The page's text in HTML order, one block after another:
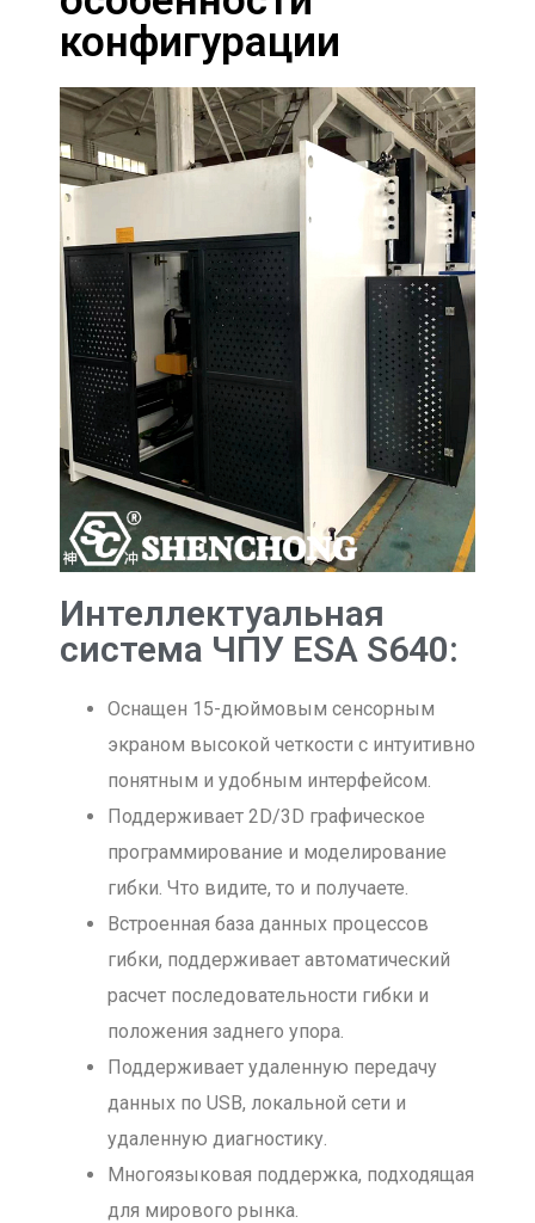
конфигурации
Интеллектуальная
система ЧПУ ESA S640:
Оснащен 15-дюймовым сенсорным
экраном высокой четкости с интуитивно
понятным и удобным интерфейсом.
Поддерживает 2D/3D графическое
программирование и моделирование
гибки. Что видите, то и получаете.
Встроенная база данных процессов
гибки, поддерживает автоматический
расчет последовательности гибки и
положения заднего упора.
Поддерживает удаленную передачу
данных по USB, локальной сети и
удаленную диагностику.
Многоязыковая поддержка, подходящая
для мирового рынка.